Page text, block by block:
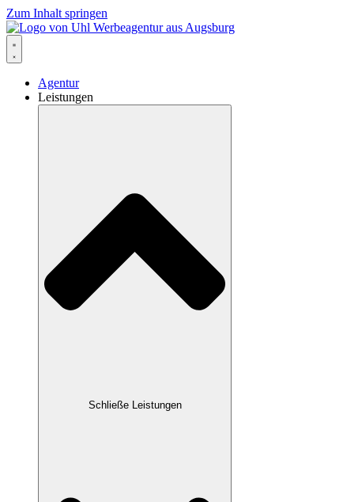
Zum Inhalt springen
Agentur
Leistungen
Schließe Leistungen